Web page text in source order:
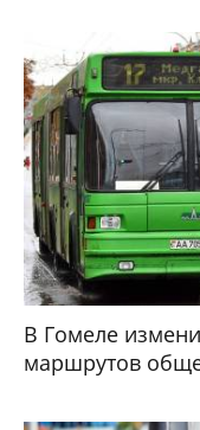
В Гомеле
маршрутов